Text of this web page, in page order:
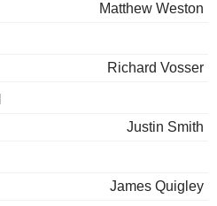
Matthew Weston
Richard Vosser
Justin Smith
James Quigley